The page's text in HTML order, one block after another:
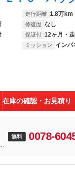
走行距離 1.8万km
修復歴 なし
保証付 12ヶ月・
ミッション インパ
在庫の確認・お見積り
無料 0078-